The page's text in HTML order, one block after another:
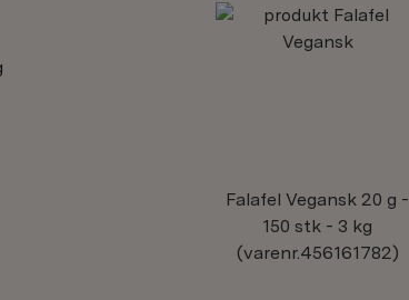
Falafel Vegansk 20 g -
150 stk - 3 kg
(varenr.456161782)